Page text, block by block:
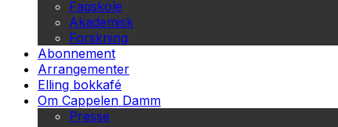
Fagskole
Akademisk
Forskning
Abonnement
Arrangementer
Elling bokkafé
Om Cappelen Damm
Presse